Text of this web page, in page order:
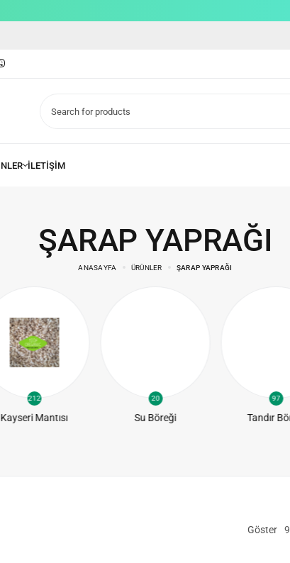
ŞARAP YAPRAĞI
ANASAYFA ÜRÜNLER ŞARAP YAPRAĞI
212
Kayseri Mantısı
20
Su Böreği
97
Tandır
Göster 9